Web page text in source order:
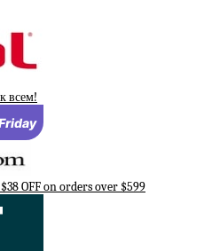
всем!
OFF on orders over $599